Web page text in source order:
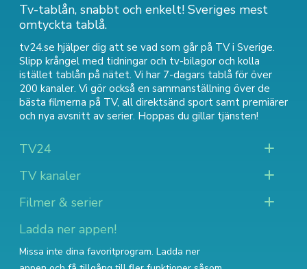
Tv-tablån, snabbt och enkelt! Sveriges mest
omtyckta tablå.
tv24.se hjälper dig att se vad som går på TV i Sverige.
Slipp krångel med tidningar och tv-bilagor och kolla
istället tablån på nätet. Vi har 7-dagars tablå för över
200 kanaler. Vi gör också en sammanställning över de
bästa filmerna på TV, all direktsänd sport samt premiärer
och nya avsnitt av serier. Hoppas du gillar tjänsten!
TV24
TV kanaler
Filmer & serier
Ladda ner appen!
Missa inte dina favoritprogram. Ladda ner